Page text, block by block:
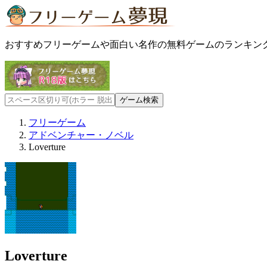
おすすめフリーゲームや面白い名作の無料ゲームのランキン
フリーゲーム
アドベンチャー・ノベル
Loverture
Loverture